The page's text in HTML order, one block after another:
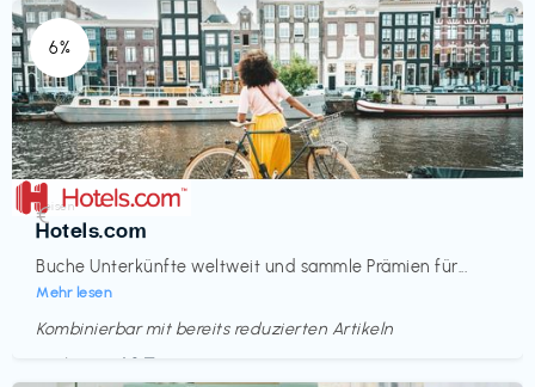
6%
Reisen
Hotels.com
Buche Unterkünfte weltweit und sammle Prämien für...
Mehr lesen
€‎
Kombinierbar mit bereits reduzierten Artikeln
Endet in
<60 Tagen